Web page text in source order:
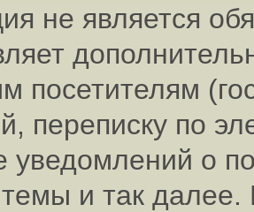
не является
посетителям
переписку по
уведомлений о
и так далее.